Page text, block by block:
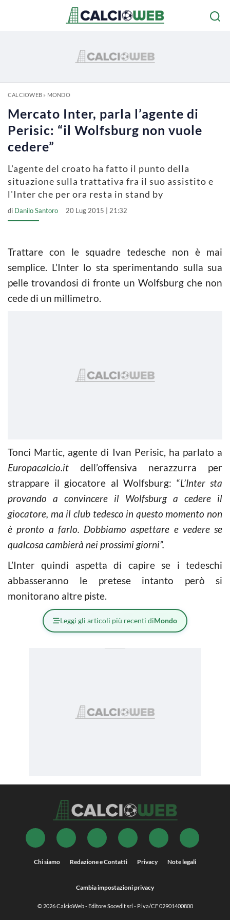
CALCIOWEB» MONDO
Mercato Inter, parla l’agente di
Perisic: “il Wolfsburg non vuole
cedere”
L'agente del croato ha fatto il punto della
situazione sulla trattativa fra il suo assistito e
l'Inter che per ora resta in stand by
di Danilo Santoro 20 Lug 2015 | 21:32
Trattare con le squadre tedesche non è mai
semplice. L’Inter lo sta sperimentando sulla sua
pelle trovandosi di fronte un Wolfsburg che non
cede di un millimetro.
Tonci Martic, agente di Ivan Perisic, ha parlato a
Europacalcio.it dell’offensiva nerazzurra per
strappare il giocatore al Wolfsburg: “L’Inter sta
provando a convincere il Wolfsburg a cedere il
giocatore, ma il club tedesco in questo momento non
è pronto a farlo. Dobbiamo aspettare e vedere se
qualcosa cambierà nei prossimi giorni”.
L’Inter quindi aspetta di capire se i tedeschi
abbasseranno le pretese intanto però si
monitorano altre piste.
Leggi gli articoli più recenti diMondo
Chi siamo Redazione e Contatti Privacy Note legali
Cambia impostazioni privacy
© 2026CalcioWeb- Editore Socedit srl - P.iva/CF 02901400800